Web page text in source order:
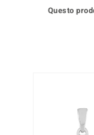
SELECTION
Questo